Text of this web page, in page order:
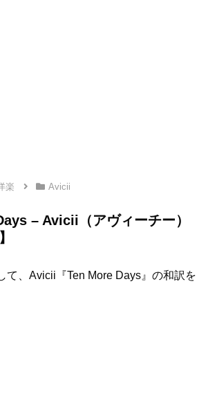
楽 Avicii
– Avicii（アヴィーチー）
て、Avicii『Ten More Days』の和訳を